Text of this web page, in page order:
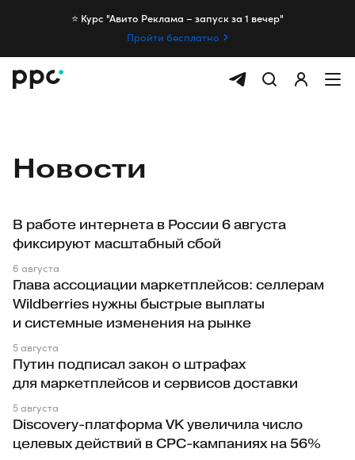
⭐️ Курс "Авито Реклама – запуск за 1 вечер"
Пройти бесплатно
Новости
В работе интернета в России 6 августа
фиксируют масштабный сбой
6 августа
Глава ассоциации маркетплейсов: селлерам
Wildberries нужны быстрые выплаты
и системные изменения на рынке
5 августа
Путин подписал закон о штрафах
для маркетплейсов и сервисов доставки
5 августа
Discovery-платформа VK увеличила число
целевых действий в CPC-кампаниях на 56%